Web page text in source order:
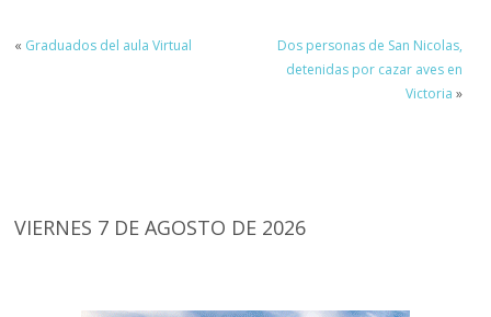
« Graduados del aula Virtual
Dos personas de San Nicolas,
detenidas por cazar aves en
Victoria »
VIERNES 7 DE AGOSTO DE 2026